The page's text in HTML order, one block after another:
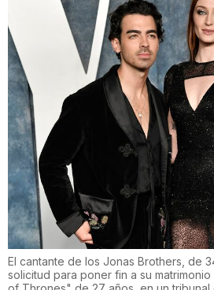
El cantante de los Jonas Brothers, de
solicitud para poner fin a su